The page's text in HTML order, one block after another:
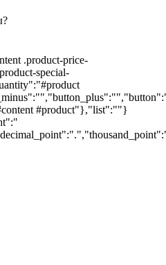
.product-price-
special-
#product"},"list":""}